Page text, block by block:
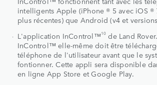
intelligents Apple (iPhone ® 5 avec iOS ®
plus récentes) que Android (v4 et
L'application InControl™10 de Land
InControl™ elle-même doit être
téléphone de l'utilisateur avant que le
fontionner. Cette appli sera disponible
en ligne App Store et Google Play.